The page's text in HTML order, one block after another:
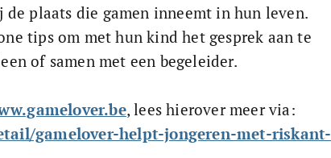
plaats die gamen inneemt in hun leven.
tips om met hun kind het gesprek aan te
of samen met een begeleider.
, lees hierover meer via:
gamelover-helpt-jongeren-met-riskant-